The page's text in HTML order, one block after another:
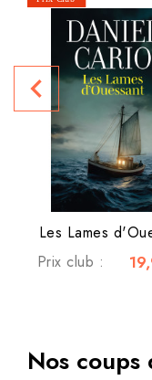
Les Lames
Prix club :
navigate_before
Nos